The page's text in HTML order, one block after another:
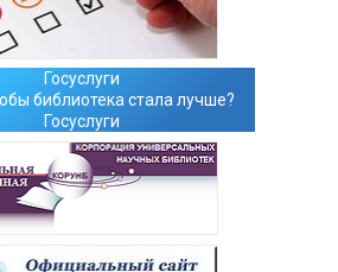
библиотека стала лучше?